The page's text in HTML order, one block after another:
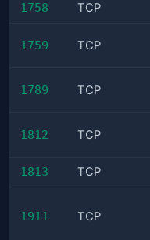
1758 TCP
1759 TCP
1789 TCP
1812 TCP
1813 TCP
1911 TCP